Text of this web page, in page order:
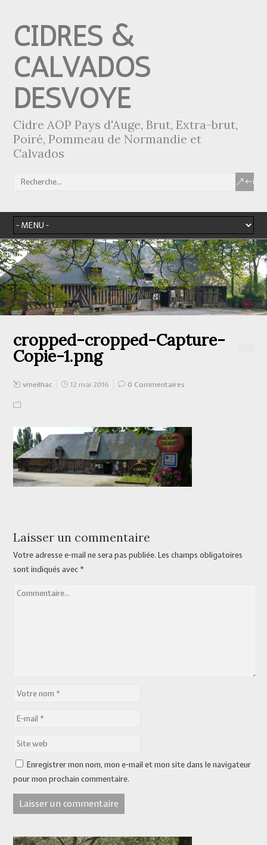
CIDRES &
CALVADOS
DESVOYE
Cidre AOP Pays d'Auge, Brut, Extra-brut,
Poiré, Pommeau de Normandie et
Calvados
cropped-cropped-Capture-
Copie-1.png
vmeilhac 12 mai 2016 0 Commentaires
Laisser un commentaire
Votre adresse e-mail ne sera pas publiée. Les champs obligatoires
sont indiqués avec *
Enregistrer mon nom, mon e-mail et mon site dans le navigateur
pour mon prochain commentaire.